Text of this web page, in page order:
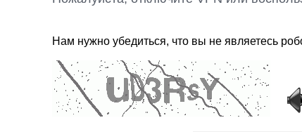
Нам нужно убедиться, что вы не являетесь